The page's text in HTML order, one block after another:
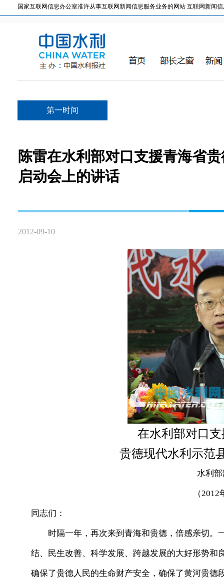
国家互联网信息办公室准许从事互联网新闻信息服务业务的网站 互联网新闻信
第一时间
陈雷在水利部对口支援青海省
启动会上的讲话
2012-09-10
在水利部对口
贵德现代水利示范
水利
（
同志们：
时隔一年，再次来到青海和贵德，倍感亲切。
结、民生改善、科学发展、跨越发展的大好形势
确保了贵德人民的生命财产安全，确保了黄河贵